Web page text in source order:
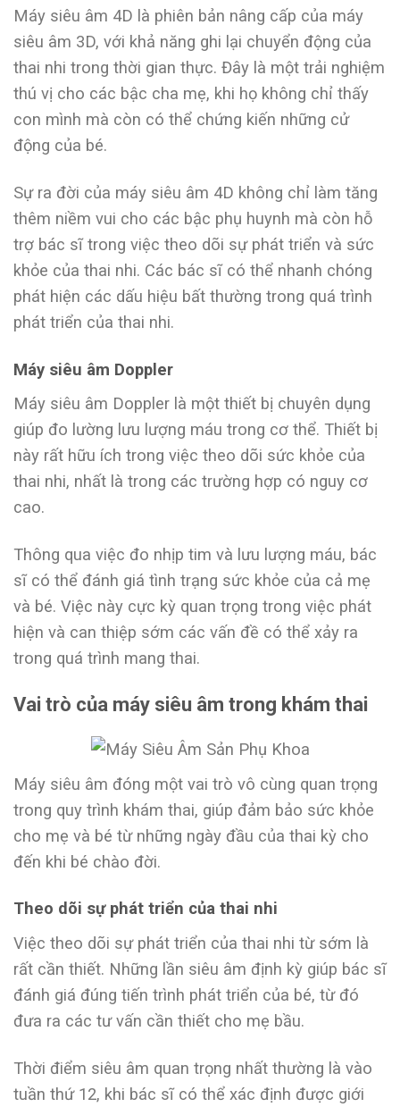
Máy siêu âm 4D là phiên bản nâng cấp của máy
siêu âm 3D, với khả năng ghi lại chuyển động của
thai nhi trong thời gian thực. Đây là một trải nghiệm
thú vị cho các bậc cha mẹ, khi họ không chỉ thấy
con mình mà còn có thể chứng kiến những cử
động của bé.
Sự ra đời của máy siêu âm 4D không chỉ làm tăng
thêm niềm vui cho các bậc phụ huynh mà còn hỗ
trợ bác sĩ trong việc theo dõi sự phát triển và sức
khỏe của thai nhi. Các bác sĩ có thể nhanh chóng
phát hiện các dấu hiệu bất thường trong quá trình
phát triển của thai nhi.
Máy siêu âm Doppler
Máy siêu âm Doppler là một thiết bị chuyên dụng
giúp đo lường lưu lượng máu trong cơ thể. Thiết bị
này rất hữu ích trong việc theo dõi sức khỏe của
thai nhi, nhất là trong các trường hợp có nguy cơ
cao.
Thông qua việc đo nhịp tim và lưu lượng máu, bác
sĩ có thể đánh giá tình trạng sức khỏe của cả mẹ
và bé. Việc này cực kỳ quan trọng trong việc phát
hiện và can thiệp sớm các vấn đề có thể xảy ra
trong quá trình mang thai.
Vai trò của máy siêu âm trong khám thai
Máy siêu âm đóng một vai trò vô cùng quan trọng
trong quy trình khám thai, giúp đảm bảo sức khỏe
cho mẹ và bé từ những ngày đầu của thai kỳ cho
đến khi bé chào đời.
Theo dõi sự phát triển của thai nhi
Việc theo dõi sự phát triển của thai nhi từ sớm là
rất cần thiết. Những lần siêu âm định kỳ giúp bác sĩ
đánh giá đúng tiến trình phát triển của bé, từ đó
đưa ra các tư vấn cần thiết cho mẹ bầu.
Thời điểm siêu âm quan trọng nhất thường là vào
tuần thứ 12, khi bác sĩ có thể xác định được giới